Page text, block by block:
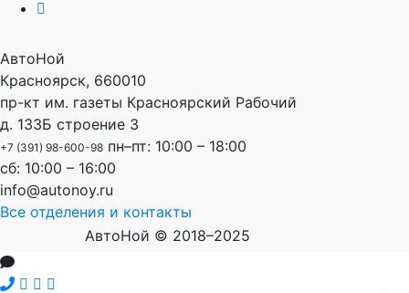
АвтоНой
Красноярск, 660010
пр-кт им. газеты Красноярский Рабочий
д. 133Б строение 3
+7 (391) 98-600-98 пн–пт: 10:00 – 18:00
сб: 10:00 – 16:00
info@autonoy.ru
Все отделения и контакты
АвтоНой © 2018–2025